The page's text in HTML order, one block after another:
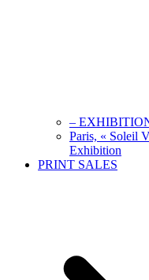
–
Paris, « Soleil
Exhibition
PRINT SALES